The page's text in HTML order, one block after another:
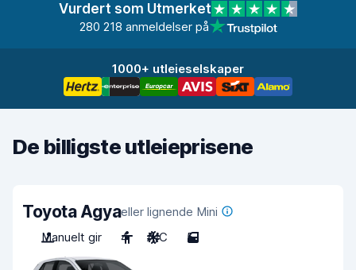
Vurdert som Utmerket
280 218 anmeldelser på
1000+ utleieselskaper
De billigste utleieprisene
Toyota Agyaeller lignende Mini
Manuelt gir
4 A/C 5